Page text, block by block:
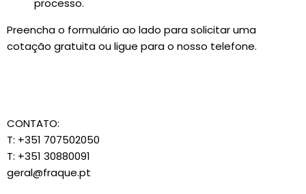
Preencha o formulário ao lado para solicitar uma
cotação gratuita ou ligue para o nosso telefone.
CONTATO:
T: +351 707502050
T: +351 30880091
geral@fraque.pt